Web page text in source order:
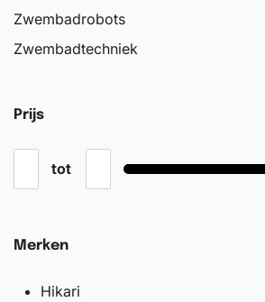
Zwembadrobots
Zwembadtechniek
Prijs
tot
Merken
Hikari